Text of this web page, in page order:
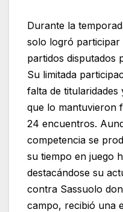
Durante la
solo logró participar
partidos disputados
Su limitada
falta de titularidades
que lo mantuvieron
24 encuentros.
competencia se
su tiempo en juego
destacándose su
contra Sassuolo
campo, recibió una